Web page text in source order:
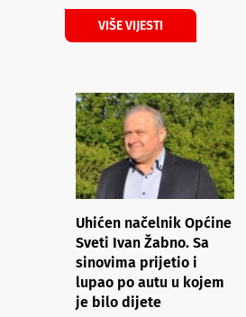
VIŠE VIJESTI
Uhićen načelnik Općine
Sveti Ivan Žabno. Sa
sinovima prijetio i
lupao po autu u kojem
je bilo dijete